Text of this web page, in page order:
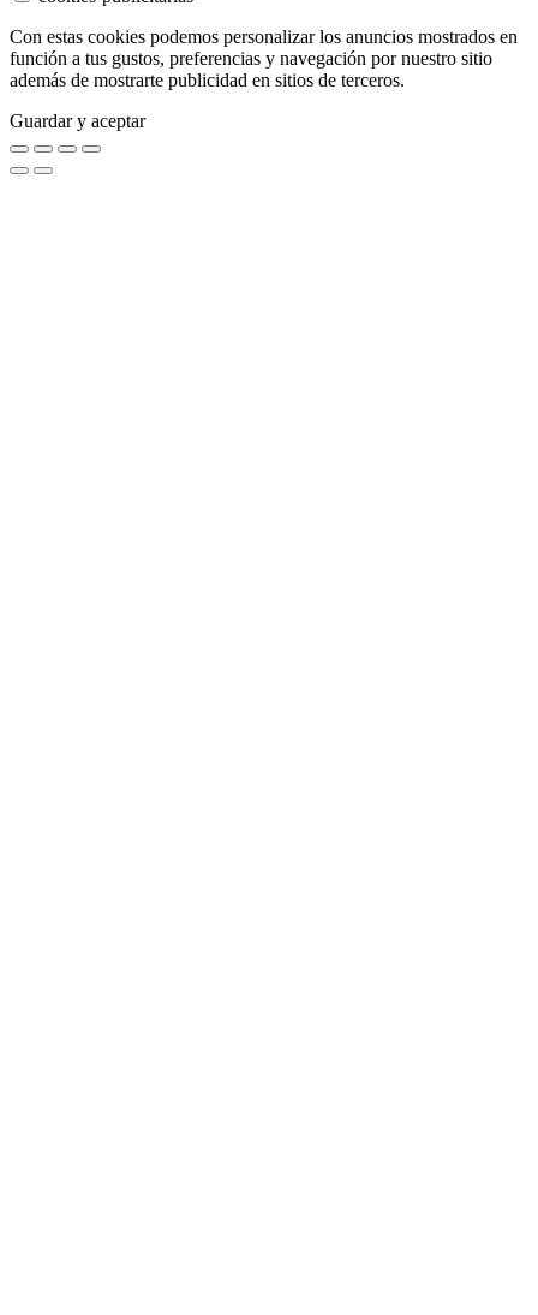
Con estas cookies podemos personalizar los anuncios mostrados en
función a tus gustos, preferencias y navegación por nuestro sitio
además de mostrarte publicidad en sitios de terceros.
Guardar y aceptar